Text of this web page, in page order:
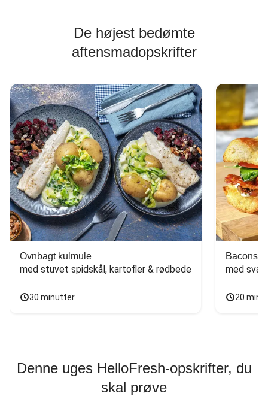
De højest bedømte
aftensmadopskrifter
Ovnbagt kulmule
med stuvet spidskål, kartofler & rødbede
30 minutter
med
20
Denne uges HelloFresh-opskrifter, du
skal prøve